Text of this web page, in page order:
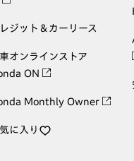
ジット＆カーリース
オンラインストア
ON
Monthly Owner
に入り